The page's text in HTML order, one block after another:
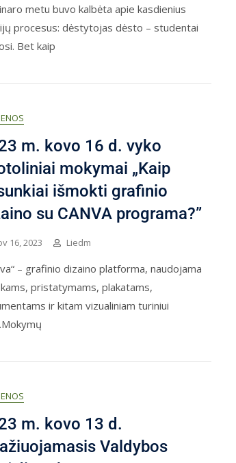
metu buvo kalbėta apie kasdienius
procesus: dėstytojas dėsto – studentai
Bet kaip
m. kovo 16 d. vyko
mokymai „Kaip
išmokti grafinio
su CANVA programa?”
16, 2023 Liedm
– grafinio dizaino platforma, naudojama
pristatymams, plakatams,
ir kitam vizualiniam turiniui
m. kovo 13 d.
Valdybos